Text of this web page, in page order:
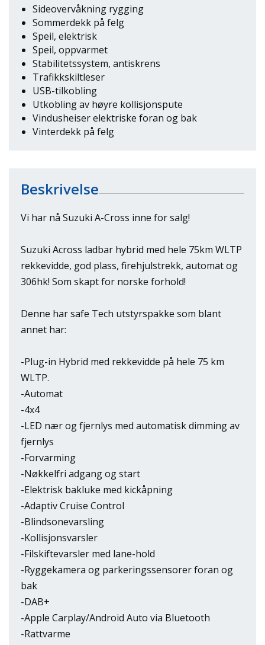
Sideovervåkning rygging
Sommerdekk på felg
Speil, elektrisk
Speil, oppvarmet
Stabilitetssystem, antiskrens
Trafikkskiltleser
USB-tilkobling
Utkobling av høyre kollisjonspute
Vindusheiser elektriske foran og bak
Vinterdekk på felg
Beskrivelse
Vi har nå Suzuki A-Cross inne for salg!
Suzuki Across ladbar hybrid med hele 75km WLTP
rekkevidde, god plass, firehjulstrekk, automat og
306hk! Som skapt for norske forhold!
Denne har safe Tech utstyrspakke som blant
annet har:
-Plug-in Hybrid med rekkevidde på hele 75 km
WLTP.
-Automat
-4x4
-LED nær og fjernlys med automatisk dimming av
fjernlys
-Forvarming
-Nøkkelfri adgang og start
-Elektrisk bakluke med kickåpning
-Adaptiv Cruise Control
-Blindsonevarsling
-Kollisjonsvarsler
-Filskiftevarsler med lane-hold
-Ryggekamera og parkeringssensorer foran og
bak
-DAB+
-Apple Carplay/Android Auto via Bluetooth
-Rattvarme